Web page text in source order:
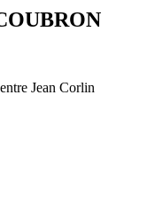
Jean Corlin